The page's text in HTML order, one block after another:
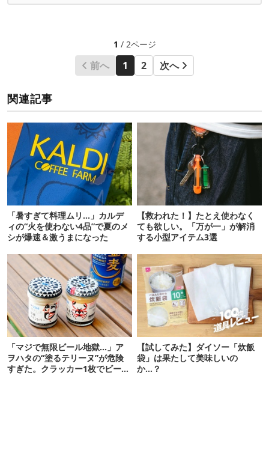
1 / 2ページ
前へ 1 2 次へ
関連記事
「暑すぎて料理ムリ…」カルデ
ィの“火を使わない4品”で夏のメ
シが爆速＆激うまになった
【救われた！】たとえ使わなく
ても欲しい。「万が一」が解消
する小型アイテム3選
「マジで無限ビール地獄…」ア
ヲハタの“塗るテリーヌ”が危険
すぎた。クラッカー1枚でビール
【試してみた】ダイソー「炊飯
袋」は果たして美味しいの
か…？